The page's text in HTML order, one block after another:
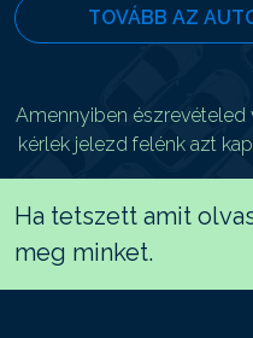
TOVÁBB AZ
Amennyiben észrevételed
kérlek jelezd felénk azt
Ha tetszett amit
meg minket.